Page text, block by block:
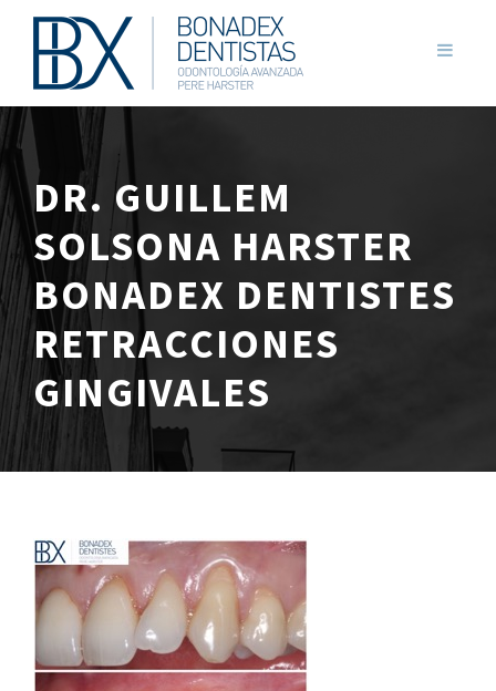
DR. GUILLEM
SOLSONA HARSTER
BONADEX DENTISTES
RETRACCIONES
GINGIVALES